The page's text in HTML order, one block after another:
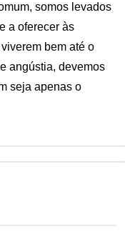
somos levados
a oferecer às
bem até o
angústia, devemos
seja apenas o